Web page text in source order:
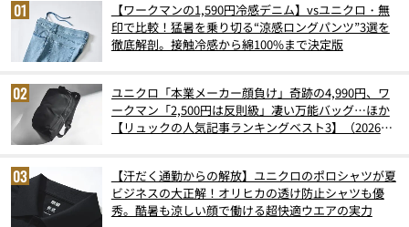
【ワークマンの1,590円冷感デニム】vsユニクロ・無
印で比較！猛暑を乗り切る“涼感ロングパンツ”3選を
徹底解剖。接触冷感から綿100%まで決定版
ユニクロ「本業メーカー顔負け」奇跡の4,990円、ワ
ークマン「2,500円は反則級」凄い万能バッグ…ほか
【リュックの人気記事ランキングベスト3】（2026年
【汗だく通勤からの解放】ユニクロのポロシャツが夏
ビジネスの大正解！オリヒカの透け防止シャツも優
秀。酷暑も涼しい顔で働ける超快適ウエアの実力